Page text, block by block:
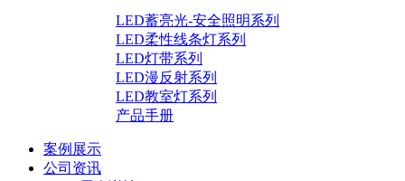
LED蓄亮光-安全照明系列
LED柔性线条灯系列
LED灯带系列
LED漫反射系列
LED教室灯系列
产品手册
案例展示
公司资讯